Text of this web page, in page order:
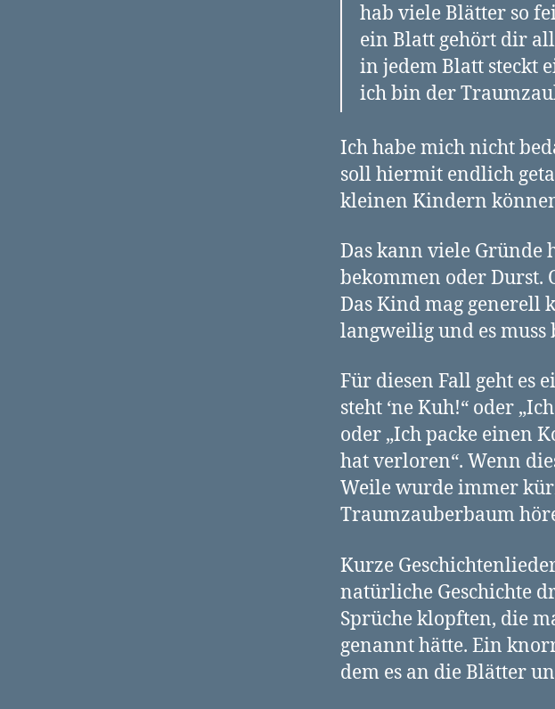
hab viele Blätter so
ein Blatt gehört dir
in jedem Blatt steckt
ich bin der
Ich habe mich nicht
soll hiermit endlich
kleinen Kindern
Das kann viele Gründe
bekommen oder Durst.
Das Kind mag generell
langweilig und es muss
Für diesen Fall geht es
steht ‘ne Kuh!“ oder
oder „Ich packe einen
hat verloren“. Wenn
Weile wurde immer
Traumzauberbaum
Kurze
natürliche Geschichte
Sprüche klopften, die
genannt hätte. Ein
dem es an die Blätter